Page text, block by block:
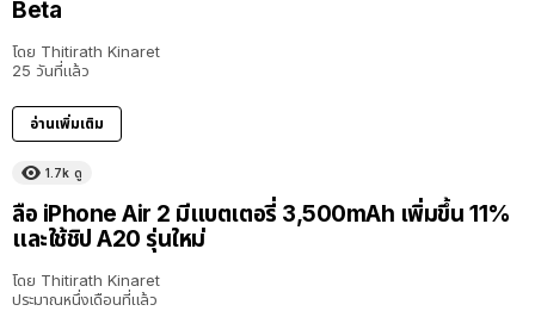
Beta
โดย Thitirath Kinaret
25 วันที่แล้ว
อ่านเพิ่มเติม
1.7k ดู
ลือ iPhone Air 2 มีแบตเตอรี่ 3,500mAh เพิ่มขึ้น 11%
และใช้ชิป A20 รุ่นใหม่
โดย Thitirath Kinaret
ประมาณหนึ่งเดือนที่แล้ว